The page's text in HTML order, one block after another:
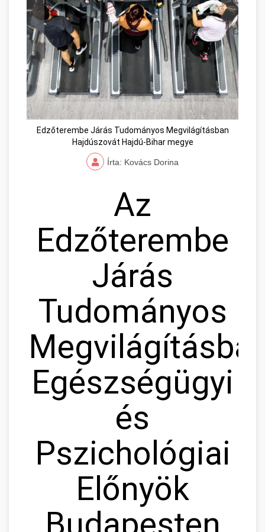
Edzőterembe Járás Tudományos Megvilágításban
Hajdúszovát Hajdú-Bihar megye
Írta: Kovács Dorina
Az
Edzőterembe
Járás
Tudományos
Egészségügyi
és
Pszichológiai
Előnyök
Budapesten